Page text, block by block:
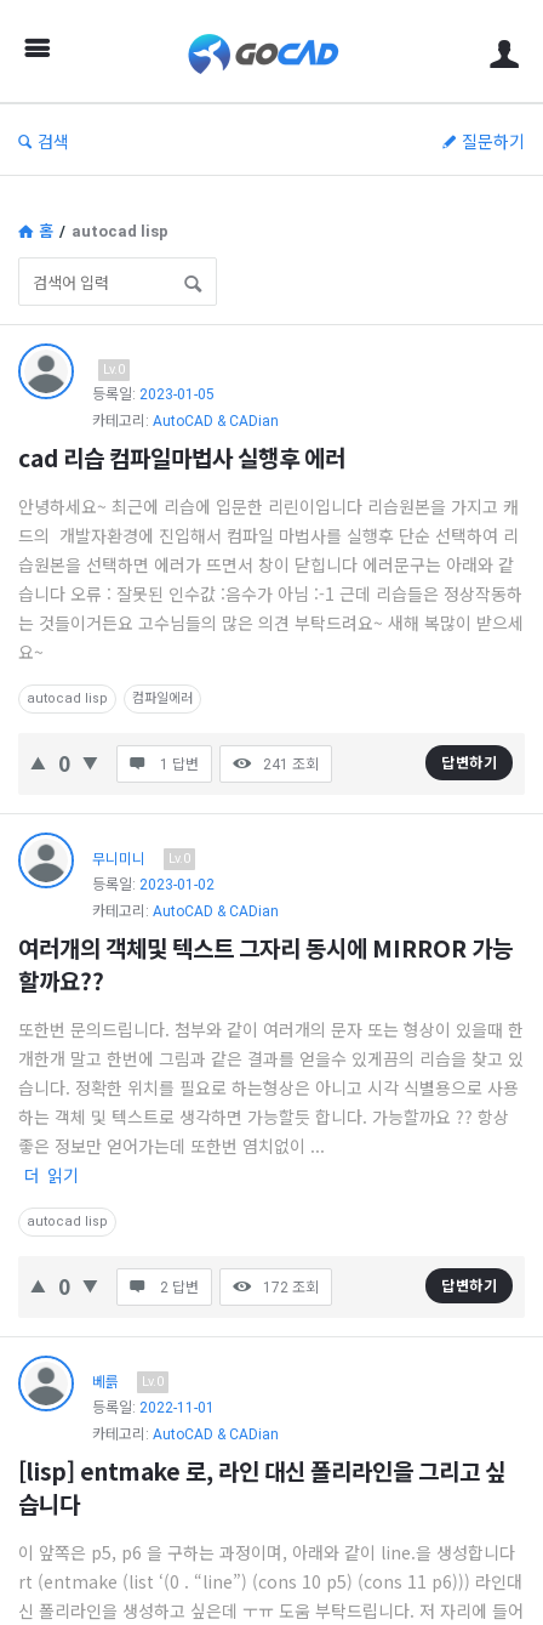
캐
정
보
중
심
검색 질문하기
홈 / autocad lisp
고
캐
–
캐
드
(CAD)
정
보
의
중
심
질
문
Lv.0
등록일: 2023-01-05
카테고리: AutoCAD & CADian
cad 리습 컴파일마법사 실행후 에러
안녕하세요~ 최근에 리습에 입문한 리린이입니다 리습원본을 가지고 캐
드의 개발자환경에 진입해서 컴파일 마법사를 실행후 단순 선택하여 리
습원본을 선택하면 에러가 뜨면서 창이 닫힙니다 에러문구는 아래와 같
습니다 오류 : 잘못된 인수값 :음수가 아님 :-1 근데 리습들은 정상작동하
는 것들이거든요 고수님들의 많은 의견 부탁드려요~ 새해 복많이 받으세
요~
autocad lisp 컴파일에러
0 1 답변 241 조회 답변하기
무니미니 Lv.0
등록일: 2023-01-02
카테고리: AutoCAD & CADian
여러개의 객체및 텍스트 그자리 동시에 MIRROR 가능
할까요??
또한번 문의드립니다. 첨부와 같이 여러개의 문자 또는 형상이 있을때 한
개한개 말고 한번에 그림과 같은 결과를 얻을수 있게끔의 리습을 찾고 있
습니다. 정확한 위치를 필요로 하는형상은 아니고 시각 식별용으로 사용
하는 객체 및 텍스트로 생각하면 가능할듯 합니다. 가능할까요 ?? 항상
좋은 정보만 얻어가는데 또한번 염치없이 ...
더 읽기
autocad lisp
0 2 답변 172 조회 답변하기
베륽 Lv.0
등록일: 2022-11-01
카테고리: AutoCAD & CADian
[lisp] entmake 로, 라인 대신 폴리라인을 그리고 싶
습니다
이 앞쪽은 p5, p6 을 구하는 과정이며, 아래와 같이 line.을 생성합니다
rt (entmake (list ‘(0 . “line”) (cons 10 p5) (cons 11 p6))) 라인대
신 폴리라인을 생성하고 싶은데 ㅜㅠ 도움 부탁드립니다. 저 자리에 들어